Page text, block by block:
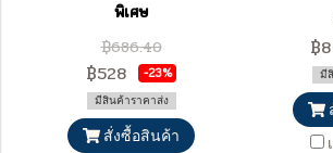
พิเศษ
฿686.40
฿528 -23%
มีสินค้าราคาส่ง
สั่งซื้อสินค้า
฿
มี